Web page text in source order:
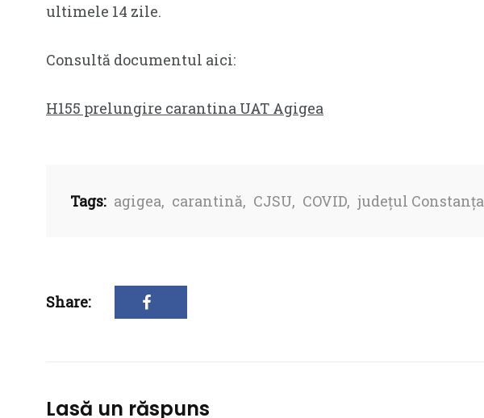
ultimele 14 zile.
Consultă documentul aici:
H155 prelungire carantina UAT Agigea
Tags: agigea, carantină, CJSU, COVID, județul Constanța
Share:
Lasă un răspuns